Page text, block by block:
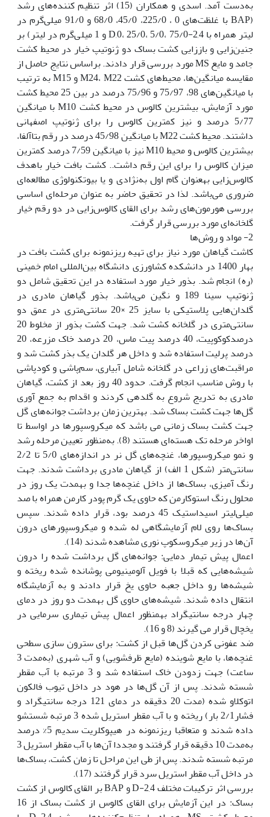
به‌دست آمد. اسدی و همکاران (15) اثر تنظیم کننده‌های رشد
(BAP با غلظت‌های 0 ، 225/0، 45/0، 68/0 و 91/0 میلی‌گرم در
لیتر همراه با 2,4-D,0، 25/0، 5/0، 75/0 و 1 میلی‌گرم در لیتر) بر
جنین‌زایی و باززایی کشت بساک دو ژنوتیپ خیار در محیط کشت
جامد و مایع MS مورد بررسی قرار دادند. براساس نتایج حاصل از
مقایسه میانگین‌ها، محیط‌های کشت M24، M22 و M15 به ترتیب
با میانگین‌‌های 98، 75/97 و 75/96 درصد در بین 25 محیط کشت
مورد آزمایش، بیش‫ترین کالوس در محیط کشت M10 با میانگین
5/77 درصد و نیز کمترین کالوس را برای ژنوتیپ اصفهانی
داشتند. محیط کشت M22 با میانگین 45/98 درصد در رقم بتاآلفا،
بیشترین کالوس و محیط M10 نیز با میانگین 7/59 درصد کم‫ترین
میزان کالوس را برای این رقم داشت.. کشت بافت خیار باهدف
کالوس‌زایی به‫عنوان گام اول به‌نژادی و یا بیوتکنولوژی مطالعه‌ای
ضروری می‌باشد. لذا در تحقیق حاضر به عنوان مرحله‌ای اساسی
بررسی هورمون‌های رشد برای القای کالوس‌زایی در دو رقم خیار
گلخانه‌ای مورد بررسی قرار گرفت. ‬‬‬‬‬‬‬‬‬‬‬‬‬‬‬‬‬‬‬‬‬‬‬‬‬‬‬‬‬‬‬‬‬‬‬‬‬‬‬‬‬‬‬‬‬‬‬‬‬‬‬‬‬‬‬‬‬‬‬‬‬‬‬‬‬‬‬‬‬‬‬‬‬‬‬‬‬‬‬‬‬‬‬‬‬‬‬‬‬‬‬‬‬‬‬‬‬‬‬‬‬‬‬‬‬‬‬‬‬‬‬‬‬‬‬‬‬‬‬‬‬‬‬‬‬‬‬‬‬‬‬‬‬‬‬‬‬‬‬‬‬‬‬‬‬‬‬‬‬‬‬‬‬‬‬‬‬‬‬‬‬‬‬‬‬‬‬‬‬‬‬‬‬‬‬‬‬‬
2- مواد و روش‌ها
کاشت گیاهان مورد نیاز برای تهیه ریزنمونه برای کشت بافت در
بهار 1400 در دانشکده کشاورزی دانشگاه بین‌المللی امام خمینی
(ره) انجام شد. بذور خیار مورد استفاده در این تحقیق شامل دو
ژنوتیپ سینا 189 و نگین می‌باشد. بذور گیاهان مادری در
گلدان‌هایی پلاستیکی با سایز 25 ×20 سانتی‌متری در عمق دو
سانتی‌متری در گلخانه کشت شد. جهت کشت بذور از مخلوط 20
درصدکوکوپیت، 40 درصد پیت ماس، 20 درصد خاک مزرعه، 20
درصد پرلیت استفاده شد و داخل هر گلدان یک بذر کشت شد و
مراقبت‌های زراعی در گلخانه شامل آبیاری، سم‌پاشی و کود‌پاشی
با روش مناسب انجام گرفت. حدود 40 روز بعد از کشت، گیاهان
مادری به تدریج شروع به گل‫دهی کردند و اقدام به جمع آوری
گل‌ها جهت کشت بساک شد. بهترین زمان برداشت جوانه‌های گل
جهت کشت بساک زمانی می باشد که میکروسپورها در اواسط تا
اواخر مرحله تک هسته‌ای هستند (8). به‌منظور تعیین مرحله رشد
و نمو میکروسپورها، غنچه‌های گل نر در اندازه‌های 5/0 تا 2/2
سانتی‌متر (شکل 1 الف) از گیاهان مادری برداشت شدند. جهت
رنگ آمیزی، بساک‌ها از داخل غنچه‌ها جدا و به‫مدت یک روز در
محلول رنگ استوکارمن که حاوی یک گرم پودر کارمن همراه با صد
میلی‌لیتر اسیداستیک 45 درصد بود، قرار داده شدند. سپس
بساک‌ها روی لام آزمایشگاهی له شده و میکروسپورهای درون
آن‌ها در زیر میکروسکوپ نوری مشاهده شدند (14). ‬‬‬‬‬‬‬‬‬‬‬‬
اعمال پیش تیمار دمایی: جوانه‌های گل برداشت شده را درون
شیشه‌هایی که قبلا با فویل آلومینیومی پوشانده شده ریخته و
شیشه‌ها رو داخل جعبه حاوی یخ قرار دادند و به آزمایشگاه
انتقال داده شدند. شیشه‌های حاوی گل به‫مدت دو روز در دمای
چهار درجه سانتی‫گراد به‫منظور اعمال پیش تیماری سرمایی در
یخچال قرار می گیرند (8 و 16).‬‬‬‬‬‬‬‬‬‬‬‬‬‬‬‬‬‬‬‬‬‬‬‬‬‬‬‬‬‬
ضد عفونی کردن گل‌ها قبل از کشت: برای سترون سازی سطحی
غنچه‌ها، با مایع شوینده (مایع ظرفشویی) و آب شهری (به‌مدت 3
ساعت) جهت زدودن خاک استفاده شد و 3 مرتبه با آب مقطر
شسته شدند. پس از آن گل‌ها در هود در داخل تیوب فالکون
اتوکلاو شده (مدت 20 دقیقه در دمای 121 درجه سانتی‫گراد و
فشار2/1 بار) ریخته و با آب مقطر استریل شده 3 مرتبه شستشو
داده شدند و متعاقبا ریزنمونه در هیپوکلریت سدیم 5% درصد
به‌مدت 10 دقیقه قرار گرفتند و مجددا آن‌ها با آب مقطر استریل 3
مرتبه شسته شدند. پس از طی این مراحل تا زمان کشت، بساک‌ها
در داخل آب مقطر استریل سرد قرار گرفتند (17).‬‬‬‬‬‬‬‬‬‬
بررسی اثر ترکیبات مختلف 2,4-D و BAP بر القای کالوس از کشت
بساک: در این آزمایش برای القای کالوس از کشت بساک از 16